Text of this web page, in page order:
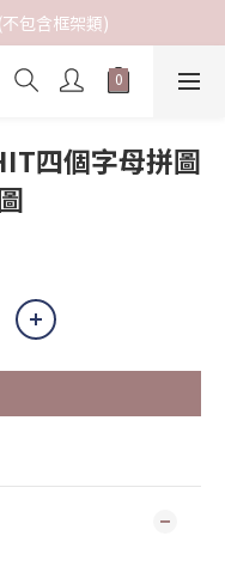
包含框架類)
四個字母拼圖